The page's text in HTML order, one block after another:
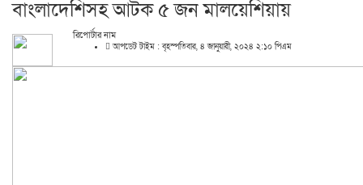
বাংলাদেশিসহ আটক ৫ জন মালয়েশিয়ায়
রিপোর্টার নাম
আপডেট টাইম : বৃহস্পতিবার, ৪ জানুয়ারী, ২০২৪ ২:১০ পিএম